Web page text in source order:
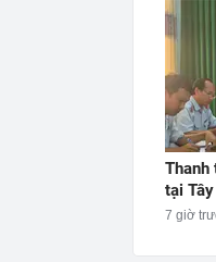
Thanh
tại
7 giờ